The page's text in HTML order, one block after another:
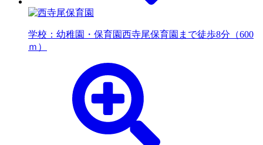
学校：幼稚園・保育園西寺尾保育園まで徒歩8分（600
ｍ）